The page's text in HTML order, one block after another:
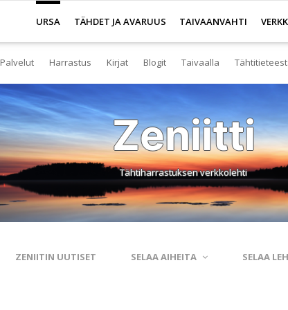
URSA TÄHDET JA AVARUUS TAIVAANVAHTI
Jäsenyys
Yleistä Ursan palveluista
Toimisto
Kirjasto
Planetaario
Palvelut
Yleistä harrastuksesta
Nuorisotoiminta
Tähtitornit
Harrastusryhmät
Harrastusjulkaisut
Harrastus
Kaukoputkikauppa
Kirjat
Tuoreimmat
Kosmokseen kirjoitettua
Terveisiä kiertoradalta
Kraatterin reunalta
Eksoplaneetta hukassa
Blogit
Tähtitaivas
Tähtikartta
Tähtikartta
Havaintopaikat
Taivaan
Taivaalla
Usein
Zeniitti
Tähtiharrastuksen verkkolehti
ZENIITIN UUTISET SELAA AIHEITA SELAA